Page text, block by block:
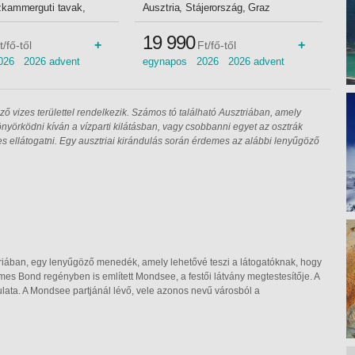
Busz tavak,
fő-től +
2026 advent
Busz
Ausztria, Stájerország, Graz
19 990 Ft/fő-től +
egynapos 2026 2026 advent
vizes területtel rendelkezik. Számos tó található Ausztriában, amely
kíván a vízparti kilátásban, vagy csobbanni egyet az osztrák
ellátogatni. Egy ausztriai kirándulás során érdemes az alábbi lenyűgöző
egy lenyűgöző menedék, amely lehetővé teszi a látogatóknak, hogy
Bond regényben is említett Mondsee, a festői látvány megtestesítője. A
A Mondsee partjánál lévő, vele azonos nevű városból a